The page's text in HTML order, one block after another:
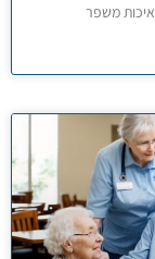
איכות משפר